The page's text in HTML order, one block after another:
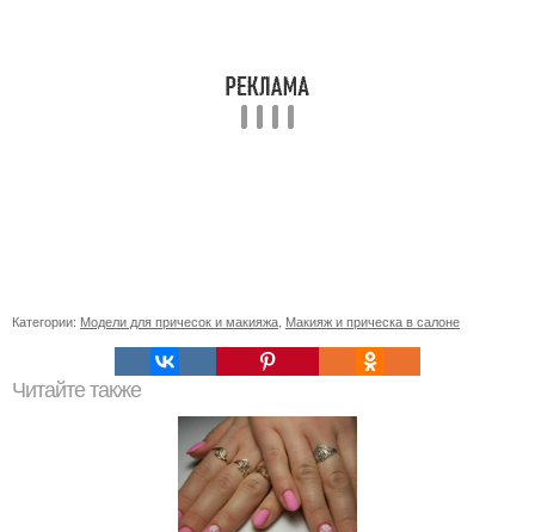
Категории: Модели для причесок и макияжа Макияж и прическа в салоне
Читайте также